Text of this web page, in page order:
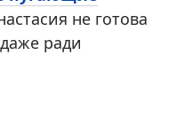
не готова
ради